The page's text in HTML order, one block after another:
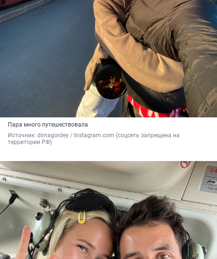
Пара много путешествовала
Источник: dimagordey / Instagram.com (соцсеть запрещена на
территории РФ)